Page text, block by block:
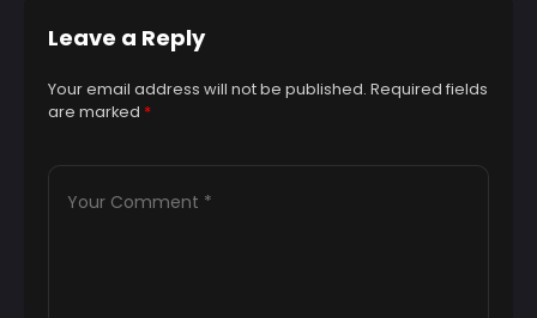
Leave a Reply
Your email address will not be published. Required fields
are marked *